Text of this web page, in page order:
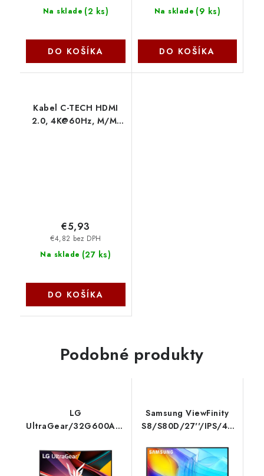
Na sklade (2 ks)
DO KOŠÍKA
Na sklade (9 ks)
DO KOŠÍKA
Kabel C-TECH HDMI
2.0, 4K@60Hz, M/M,
Na sklade (27 ks)
€4,82 bez DPH
€5,93
DO KOŠÍKA
Podobné produkty
LG
UltraGear/32G600A/32''/VA/QHD/180Hz/1ms/
B.AEUQ
Samsung ViewFinity
S8/S80D/27''/IPS/4K
LS27D800EAUXEN